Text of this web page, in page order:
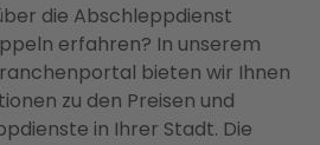
die Abschleppdienst
erfahren? In unserem
bieten wir Ihnen
zu den Preisen und
in Ihrer Stadt. Die